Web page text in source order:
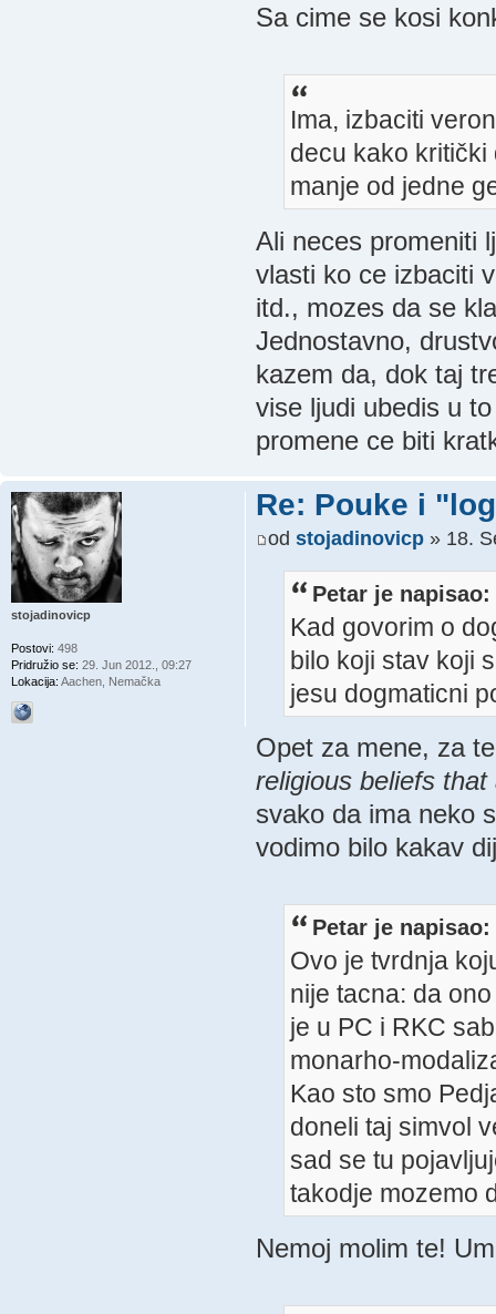
Sa cime se kosi
Ima, izbaciti
decu kako kritički
manje od jedne
Ali neces promeniti
vlasti ko ce izbaciti
itd., mozes da se
Jednostavno,
kazem da, dok taj
vise ljudi ubedis u
promene ce biti
Re: Pouke i
od stojadinovicp» 18.
Petar je napisao:
Kad govorim o
bilo koji stav koji
jesu dogmaticni
Opet za mene, za
religious beliefs
svako da ima neko
vodimo bilo kakav
Petar je napisao:
Ovo je tvrdnja
nije tacna: da
je u PC i RKC
monarho-
Kao sto smo
doneli taj simvol
sad se tu
takodje mozemo
Nemoj molim te!
stojadinovicp
Postovi: 498
Pridružio se: 29. Jun 2012., 09:27
Lokacija: Aachen, Nemačka